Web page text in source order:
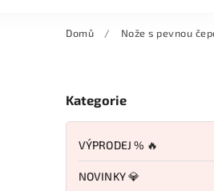
Domů / Nože s pevnou
Kategorie
VÝPRODEJ % 🔥
NOVINKY 💎